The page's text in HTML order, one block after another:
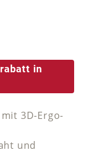
5 Sternen
in
3D-Ergo-
und